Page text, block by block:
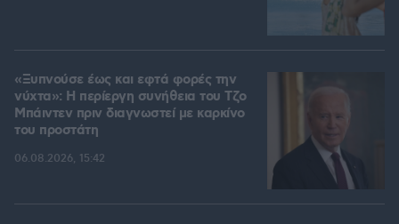
«Ξυπνούσε έως και εφτά φορές την
νύχτα»: Η περίεργη συνήθεια του Τζο
Μπάιντεν πριν διαγνωστεί με καρκίνο
του προστάτη
06.08.2026, 15:42